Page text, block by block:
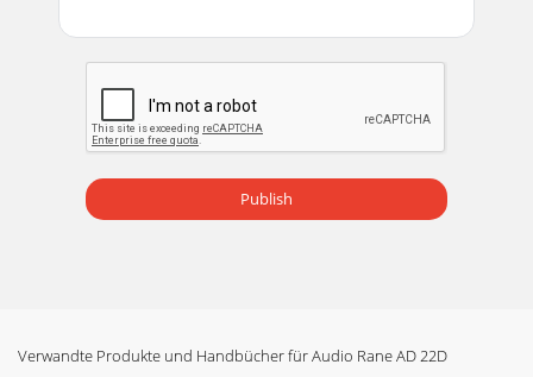
Publish
Verwandte Produkte und Handbücher für Audio Rane AD 22D